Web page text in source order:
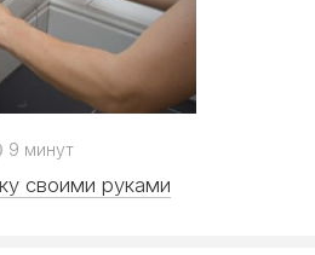
9 минут
своими руками